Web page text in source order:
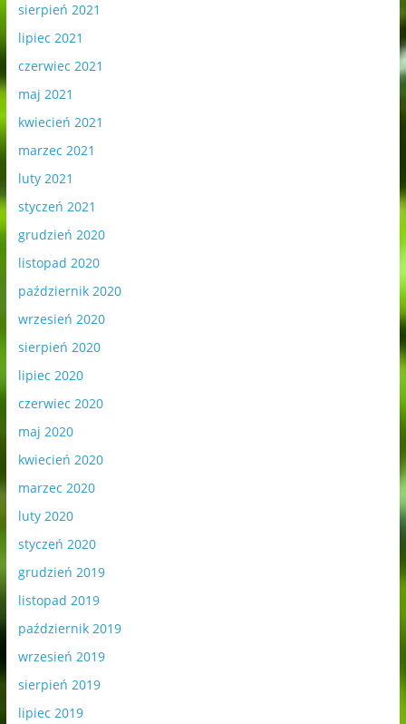
sierpień 2021
lipiec 2021
czerwiec 2021
maj 2021
kwiecień 2021
marzec 2021
luty 2021
styczeń 2021
grudzień 2020
listopad 2020
październik 2020
wrzesień 2020
sierpień 2020
lipiec 2020
czerwiec 2020
maj 2020
kwiecień 2020
marzec 2020
luty 2020
styczeń 2020
grudzień 2019
listopad 2019
październik 2019
wrzesień 2019
sierpień 2019
lipiec 2019